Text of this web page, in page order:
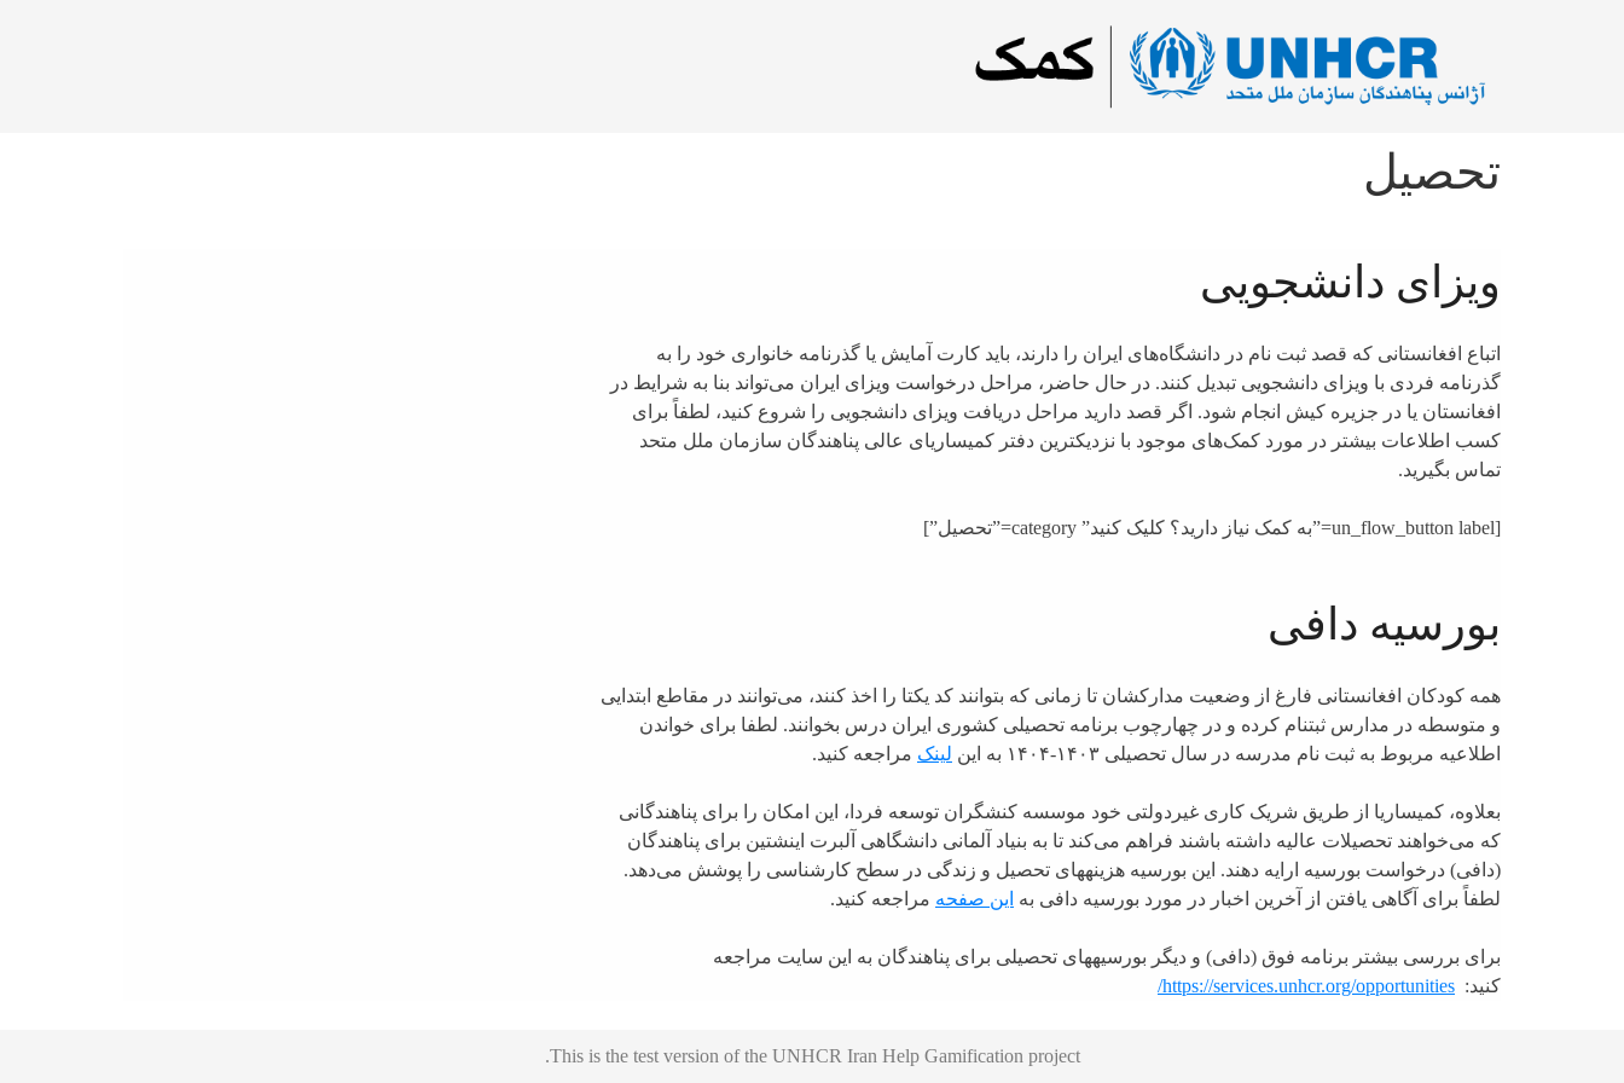
تحصیل
ویزای دانشجویی
اتباع افغانستانی که قصد ثبت نام در دانشگاه‌های ایران را دارند، باید کارت آمایش یا گذرنامه خانواری خود را به
گذرنامه فردی با ویزای دانشجویی تبدیل کنند. در حال حاضر، مراحل درخواست ویزای ایران می‌تواند بنا به شرایط در
افغانستان یا در جزیره کیش انجام شود. اگر قصد دارید مراحل دریافت ویزای دانشجویی را شروع کنید، لطفاً برای
کسب اطلاعات بیشتر در مورد کمک‌های موجود با نزدیکترین دفتر کمیساریای عالی پناهندگان سازمان ملل متحد
تماس بگیرید.
[un_flow_button label=”به کمک نیاز دارید؟ کلیک کنید” category=”تحصیل”]
بورسیه دافی
همه کودکان افغانستانی فارغ از وضعیت مدارکشان تا زمانی که بتوانند کد یکتا را اخذ کنند، می‌توانند در مقاطع ابتدایی
و متوسطه در مدارس ثبت­نام کرده و در چهارچوب برنامه تحصیلی کشوری ایران درس بخوانند. لطفا برای خواندن
اطلاعیه مربوط به ثبت نام مدرسه در سال تحصیلی ۱۴۰۳-۱۴۰۴ به این
لینک مراجعه کنید.
بعلاوه، کمیساریا از طریق شریک کاری غیردولتی خود موسسه کنشگران توسعه فردا، این امکان را برای پناهندگانی
که می‌خواهند تحصیلات عالیه داشته باشند فراهم می‌کند تا به بنیاد آلمانی دانشگاهی آلبرت اینشتین برای پناهندگان
(دافی) درخواست بورسیه ارایه دهند. این بورسیه هزینه­های تحصیل و زندگی در سطح کارشناسی را پوشش می‌دهد.
لطفاً برای آگاهی یافتن از آخرین اخبار در مورد بورسیه دافی به این صفحه مراجعه کنید.
برای بررسی بیشتر برنامه فوق (دافی) و دیگر بورسیه­های تحصیلی برای پناهندگان به این سایت مراجعه
کنید: https://services.unhcr.org/opportunities/
This is the test version of the UNHCR Iran Help Gamification project.